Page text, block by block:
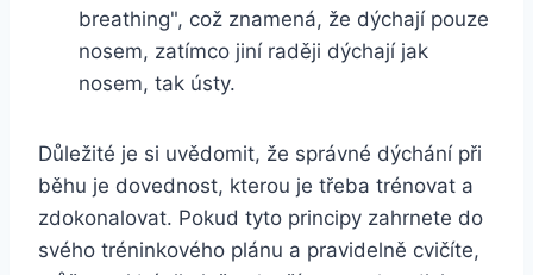
breathing", což znamená, že dýchají pouze
nosem, zatímco jiní raději dýchají jak
nosem, tak ústy.
Důležité je si uvědomit, že správné dýchání při
běhu je dovednost, kterou je třeba trénovat a
zdokonalovat. Pokud tyto principy zahrnete do
svého tréninkového plánu a pravidelně cvičíte,